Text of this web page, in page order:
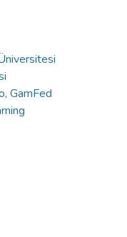
GamFed